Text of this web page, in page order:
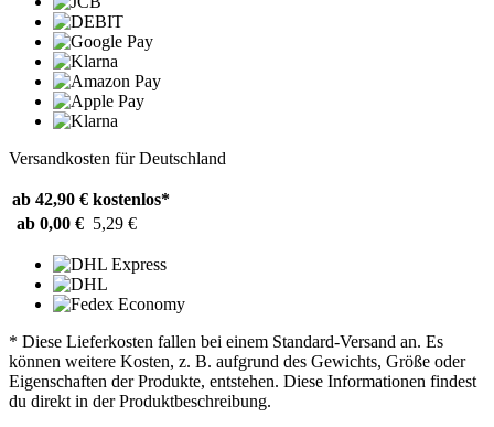
Versandkosten für Deutschland
ab 42,90 € kostenlos*
ab 0,00 € 5,29 €
* Diese Lieferkosten fallen bei einem Standard-Versand an. Es
können weitere Kosten, z. B. aufgrund des Gewichts, Größe oder
Eigenschaften der Produkte, entstehen. Diese Informationen findest
du direkt in der Produktbeschreibung.